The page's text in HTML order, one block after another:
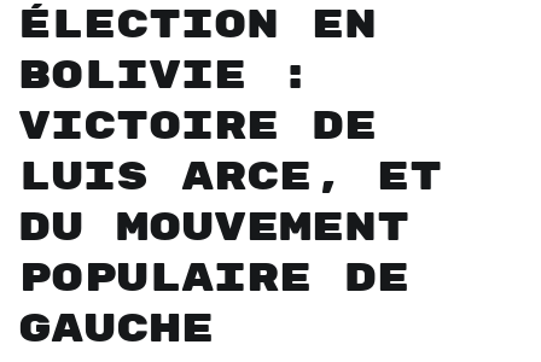
Élection en
Bolivie :
victoire de
Luis Arce, et
du mouvement
populaire de
gauche